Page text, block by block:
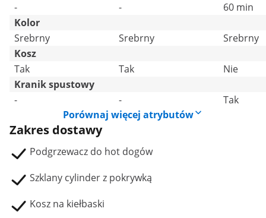
-
-
60 min
Kolor
Srebrny
Srebrny
Srebrny
Kosz
Tak
Tak
Nie
Kranik spustowy
-
-
Tak
Porównaj więcej atrybutów
Zakres dostawy
Podgrzewacz do hot dogów
Szklany cylinder z pokrywką
Kosz na kiełbaski